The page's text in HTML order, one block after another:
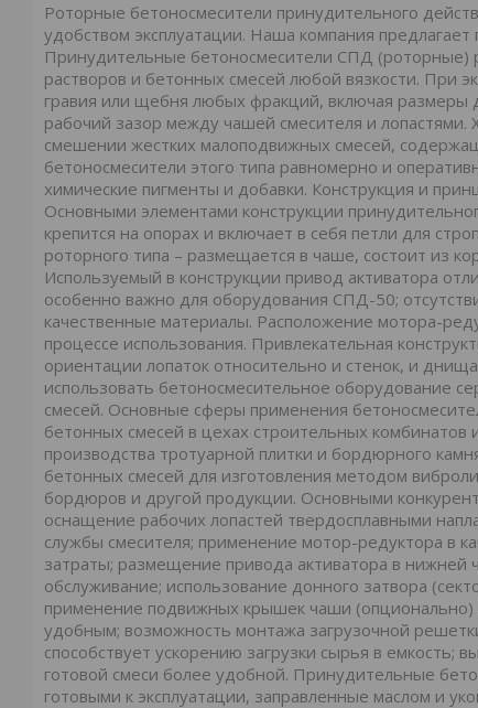
Роторные бетоносмесители принудительного
удобством эксплуатации. Наша компания
Принудительные бетоносмесители СПД (роторные)
растворов и бетонных смесей любой вязкости. При
гравия или щебня любых фракций, включая размеры
рабочий зазор между чашей смесителя и
смешении жестких малоподвижных смесей,
бетоносмесители этого типа равномерно и
химические пигменты и добавки. Конструкция и
Основными элементами конструкции
крепится на опорах и включает в себя петли для
роторного типа – размещается в чаше, состоит из
Используемый в конструкции привод активатора
особенно важно для оборудования СПД-50;
качественные материалы. Расположение мотора-
процессе использования. Привлекательная
ориентации лопаток относительно и стенок, и
использовать бетоносмесительное оборудование
смесей. Основные сферы применения
бетонных смесей в цехах строительных
производства тротуарной плитки и бордюрного
бетонных смесей для изготовления методом
бордюров и другой продукции. Основными
оснащение рабочих лопастей твердосплавными
службы смесителя; применение мотор-редуктора в
затраты; размещение привода активатора в нижней
обслуживание; использование донного затвора
применение подвижных крышек чаши (опционально)
удобным; возможность монтажа загрузочной
способствует ускорению загрузки сырья в емкость;
готовой смеси более удобной. Принудительные
готовыми к эксплуатации, заправленные маслом и